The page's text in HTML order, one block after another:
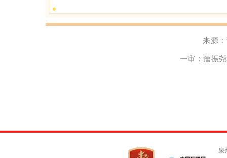
来源
一审：詹振
泉